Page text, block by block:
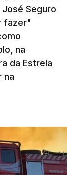
Seguro
fazer"
na
da Estrela
na